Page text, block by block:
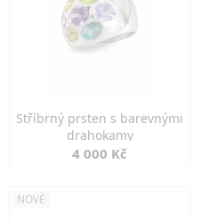
Stříbrný prsten s barevnými
drahokamy
4 000 Kč
NOVÉ